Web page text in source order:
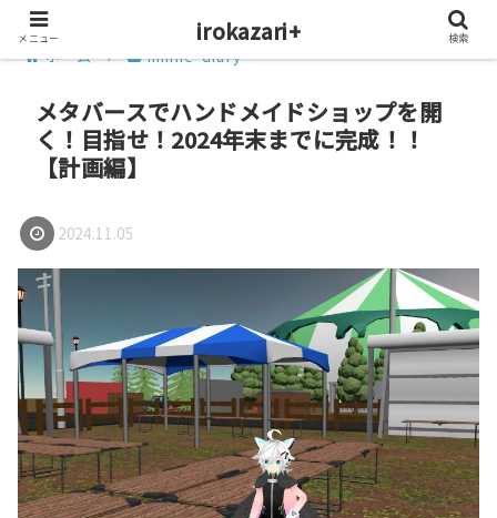
ホーム minne-diary
メタバースでハンドメイドショップを開
く！目指せ！2024年末までに完成！！
【計画編】
2024.11.05
メニュー irokazari+ 検索